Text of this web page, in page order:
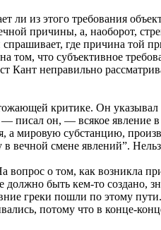
ли из этого требования
причины, а, наоборот,
где причина той
том, что субъективное
Кант неправильно
критике. Он
писал он, — всякое явление
а мировую субстанцию,
смене явлений”.
о том, как возникла
быть кем-то создано,
греки пошли по этому
потому что в конце-